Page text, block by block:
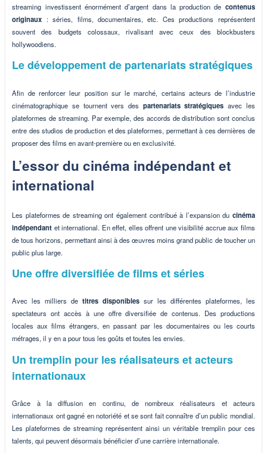
streaming investissent énormément d’argent dans la production de contenus
originaux : séries, films, documentaires, etc. Ces productions représentent
souvent des budgets colossaux, rivalisant avec ceux des blockbusters
hollywoodiens.
Le développement de partenariats stratégiques
Afin de renforcer leur position sur le marché, certains acteurs de l’industrie
cinématographique se tournent vers des partenariats stratégiques avec les
plateformes de streaming. Par exemple, des accords de distribution sont conclus
entre des studios de production et des plateformes, permettant à ces dernières de
proposer des films en avant-première ou en exclusivité.
L’essor du cinéma indépendant et
international
Les plateformes de streaming ont également contribué à l’expansion du cinéma
indépendant et international. En effet, elles offrent une visibilité accrue aux films
de tous horizons, permettant ainsi à des œuvres moins grand public de toucher un
public plus large.
Une offre diversifiée de films et séries
Avec les milliers detitres disponibles sur les différentes plateformes, les
spectateurs ont accès à une offre diversifiée de contenus. Des productions
locales aux films étrangers, en passant par les documentaires ou les courts
métrages, il y en a pour tous les goûts et toutes les envies.
Un tremplin pour les réalisateurs et acteurs
internationaux
Grâce à la diffusion en continu, de nombreux réalisateurs et acteurs
internationaux ont gagné en notoriété et se sont fait connaître d’un public mondial.
Les plateformes de streaming représentent ainsi un véritable tremplin pour ces
talents, qui peuvent désormais bénéficier d’une carrière internationale.